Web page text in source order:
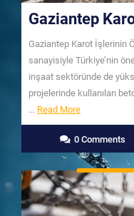
Gaziantep
Gaziantep Karot İşlerinin
sanayisiyle Türkiye’nin
inşaat sektöründe de
projelerinde kullanılan
... Read MoreRead
More
0 Comments